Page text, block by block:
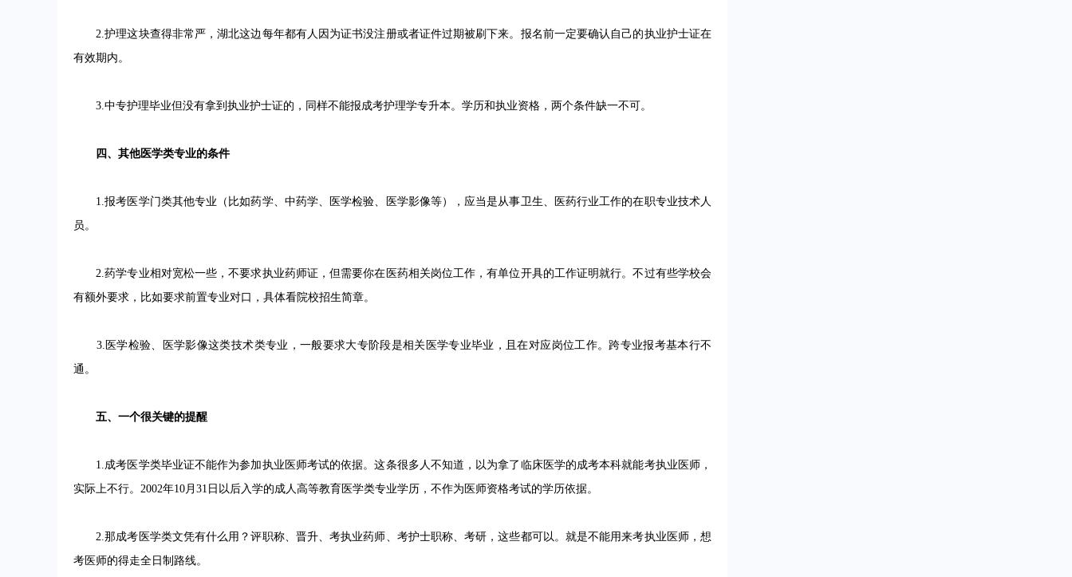
2.护理这块查得非常严，湖北这边每年都有人因为证书没注册或者证件过期被刷下来。报名前一定要确认自己的执业护士证在
有效期内。
3.中专护理毕业但没有拿到执业护士证的，同样不能报成考护理学专升本。学历和执业资格，两个条件缺一不可。
四、其他医学类专业的条件
1.报考医学门类其他专业（比如药学、中药学、医学检验、医学影像等），应当是从事卫生、医药行业工作的在职专业技术人
员。
2.药学专业相对宽松一些，不要求执业药师证，但需要你在医药相关岗位工作，有单位开具的工作证明就行。不过有些学校会
有额外要求，比如要求前置专业对口，具体看院校招生简章。
3.医学检验、医学影像这类技术类专业，一般要求大专阶段是相关医学专业毕业，且在对应岗位工作。跨专业报考基本行不
通。
五、一个很关键的提醒
1.成考医学类毕业证不能作为参加执业医师考试的依据。这条很多人不知道，以为拿了临床医学的成考本科就能考执业医师，
实际上不行。2002年10月31日以后入学的成人高等教育医学类专业学历，不作为医师资格考试的学历依据。
2.那成考医学类文凭有什么用？评职称、晋升、考执业药师、考护士职称、考研，这些都可以。就是不能用来考执业医师，想
考医师的得走全日制路线。